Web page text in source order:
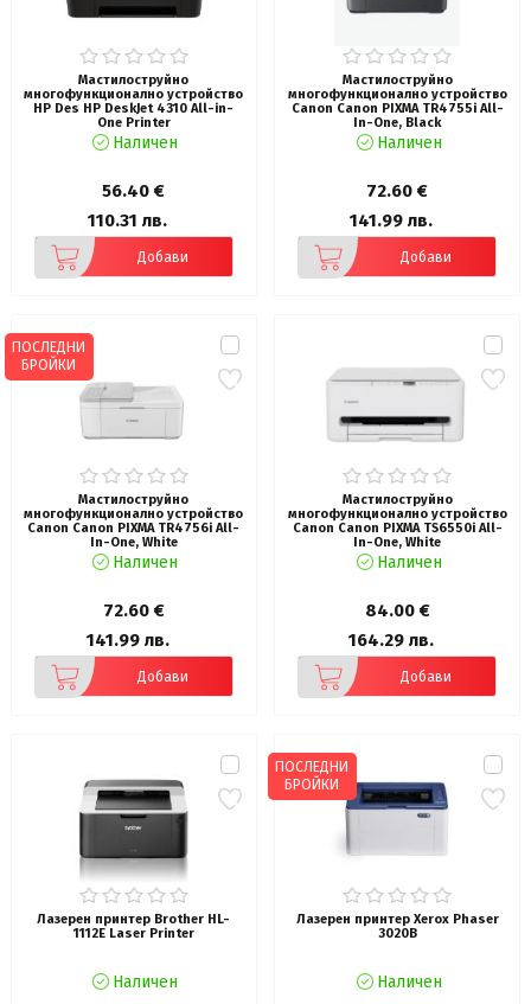
Мастилоструйно
многофункционално устройство
HP Des HP DeskJet 4310 All-in-
One Printer
Наличен
56.40 €
110.31 лв.
Добави
Мастилоструйно
многофункционално устройство
Canon Canon PIXMA TR4755i All-
In-One, Black
Наличен
72.60 €
141.99 лв.
Добави
Мастилоструйно
многофункционално устройство
Canon Canon PIXMA TR4756i All-
In-One, White
Наличен
72.60 €
141.99 лв.
Добави
ПОСЛЕДНИ
БРОЙКИ
Мастилоструйно
многофункционално устройство
Canon Canon PIXMA TS6550i All-
In-One, White
Наличен
84.00 €
164.29 лв.
Добави
Лазерен принтер Brother HL-
1112E Laser Printer
Наличен
Лазерен принтер Xerox Phaser
3020B
Наличен
ПОСЛЕДНИ
БРОЙКИ